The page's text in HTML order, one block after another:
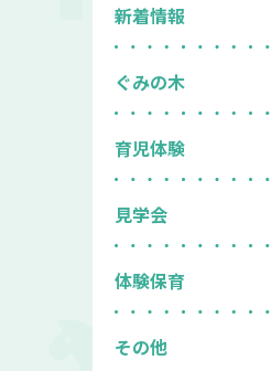
新着情報
ぐみの木
育児体験
見学会
体験保育
その他